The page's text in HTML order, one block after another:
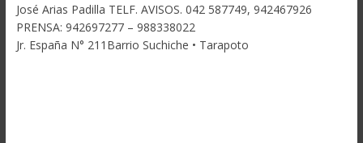
José Arias Padilla TELF. AVISOS. 042 587749, 942467926
PRENSA: 942697277 – 988338022
Jr. España N° 211Barrio Suchiche • Tarapoto